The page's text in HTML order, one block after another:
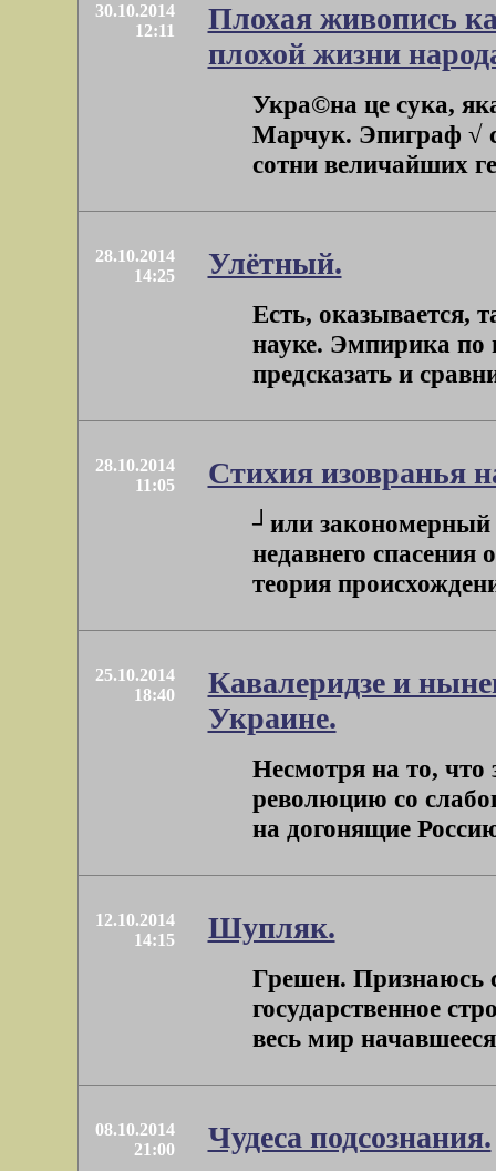
30.10.2014
12:11
Плохая живопись
плохой жизни
Укра©на це сука,
Марчук. Эпиграф √
сотни величайших
28.10.2014
14:25
Улётный.
Есть, оказывается,
науке. Эмпирика по
предсказать и
28.10.2014
11:05
Стихия изовранья
┘или закономерный
недавнего спасения
теория
25.10.2014
18:40
Кавалеридзе и
Украине.
Несмотря на то,
революцию со
на догонящие
12.10.2014
14:15
Шупляк.
Грешен. Признаюсь
государственное
весь мир
08.10.2014
21:00
Чудеса подсознания.